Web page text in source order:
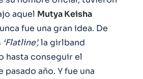
aquel Mutya Keisha
fue una gran idea. De
‘Flatline’,la girlband
hasta conseguir el
pasado año. Y fue una